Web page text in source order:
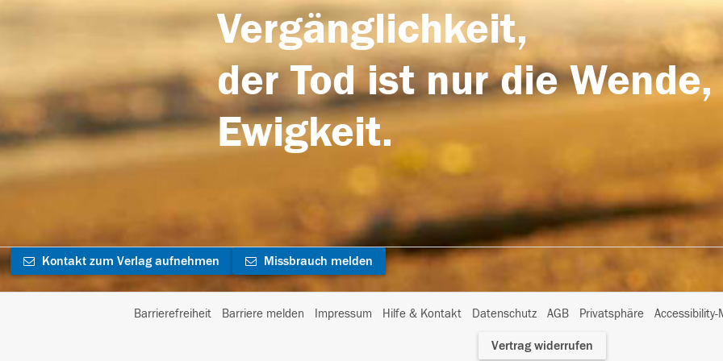
Vergänglichkeit,
der Tod ist nur die
Ewigkeit.
Kontakt zum Verlag aufnehmen Missbrauch melden
Barrierefreiheit Barriere melden Impressum Hilfe & Kontakt Datenschutz AGB Privatsphäre
I
Vertrag widerrufen